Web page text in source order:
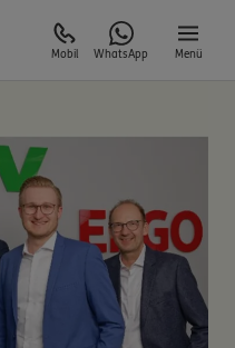
Mobil WhatsApp Menü